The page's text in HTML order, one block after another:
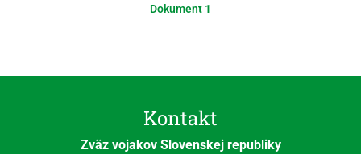
Dokument 1
Kontakt
Zväz vojakov Slovenskej republiky